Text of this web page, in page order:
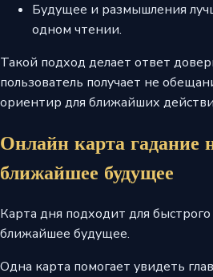
Будущее и размышления
одном чтении.
Такой подход делает ответ
пользователь получает не
ориентир для ближайших
Онлайн карта гадание
ближайшее будущее
Карта дня подходит для быстрого
ближайшее будущее.
Одна карта помогает увидеть